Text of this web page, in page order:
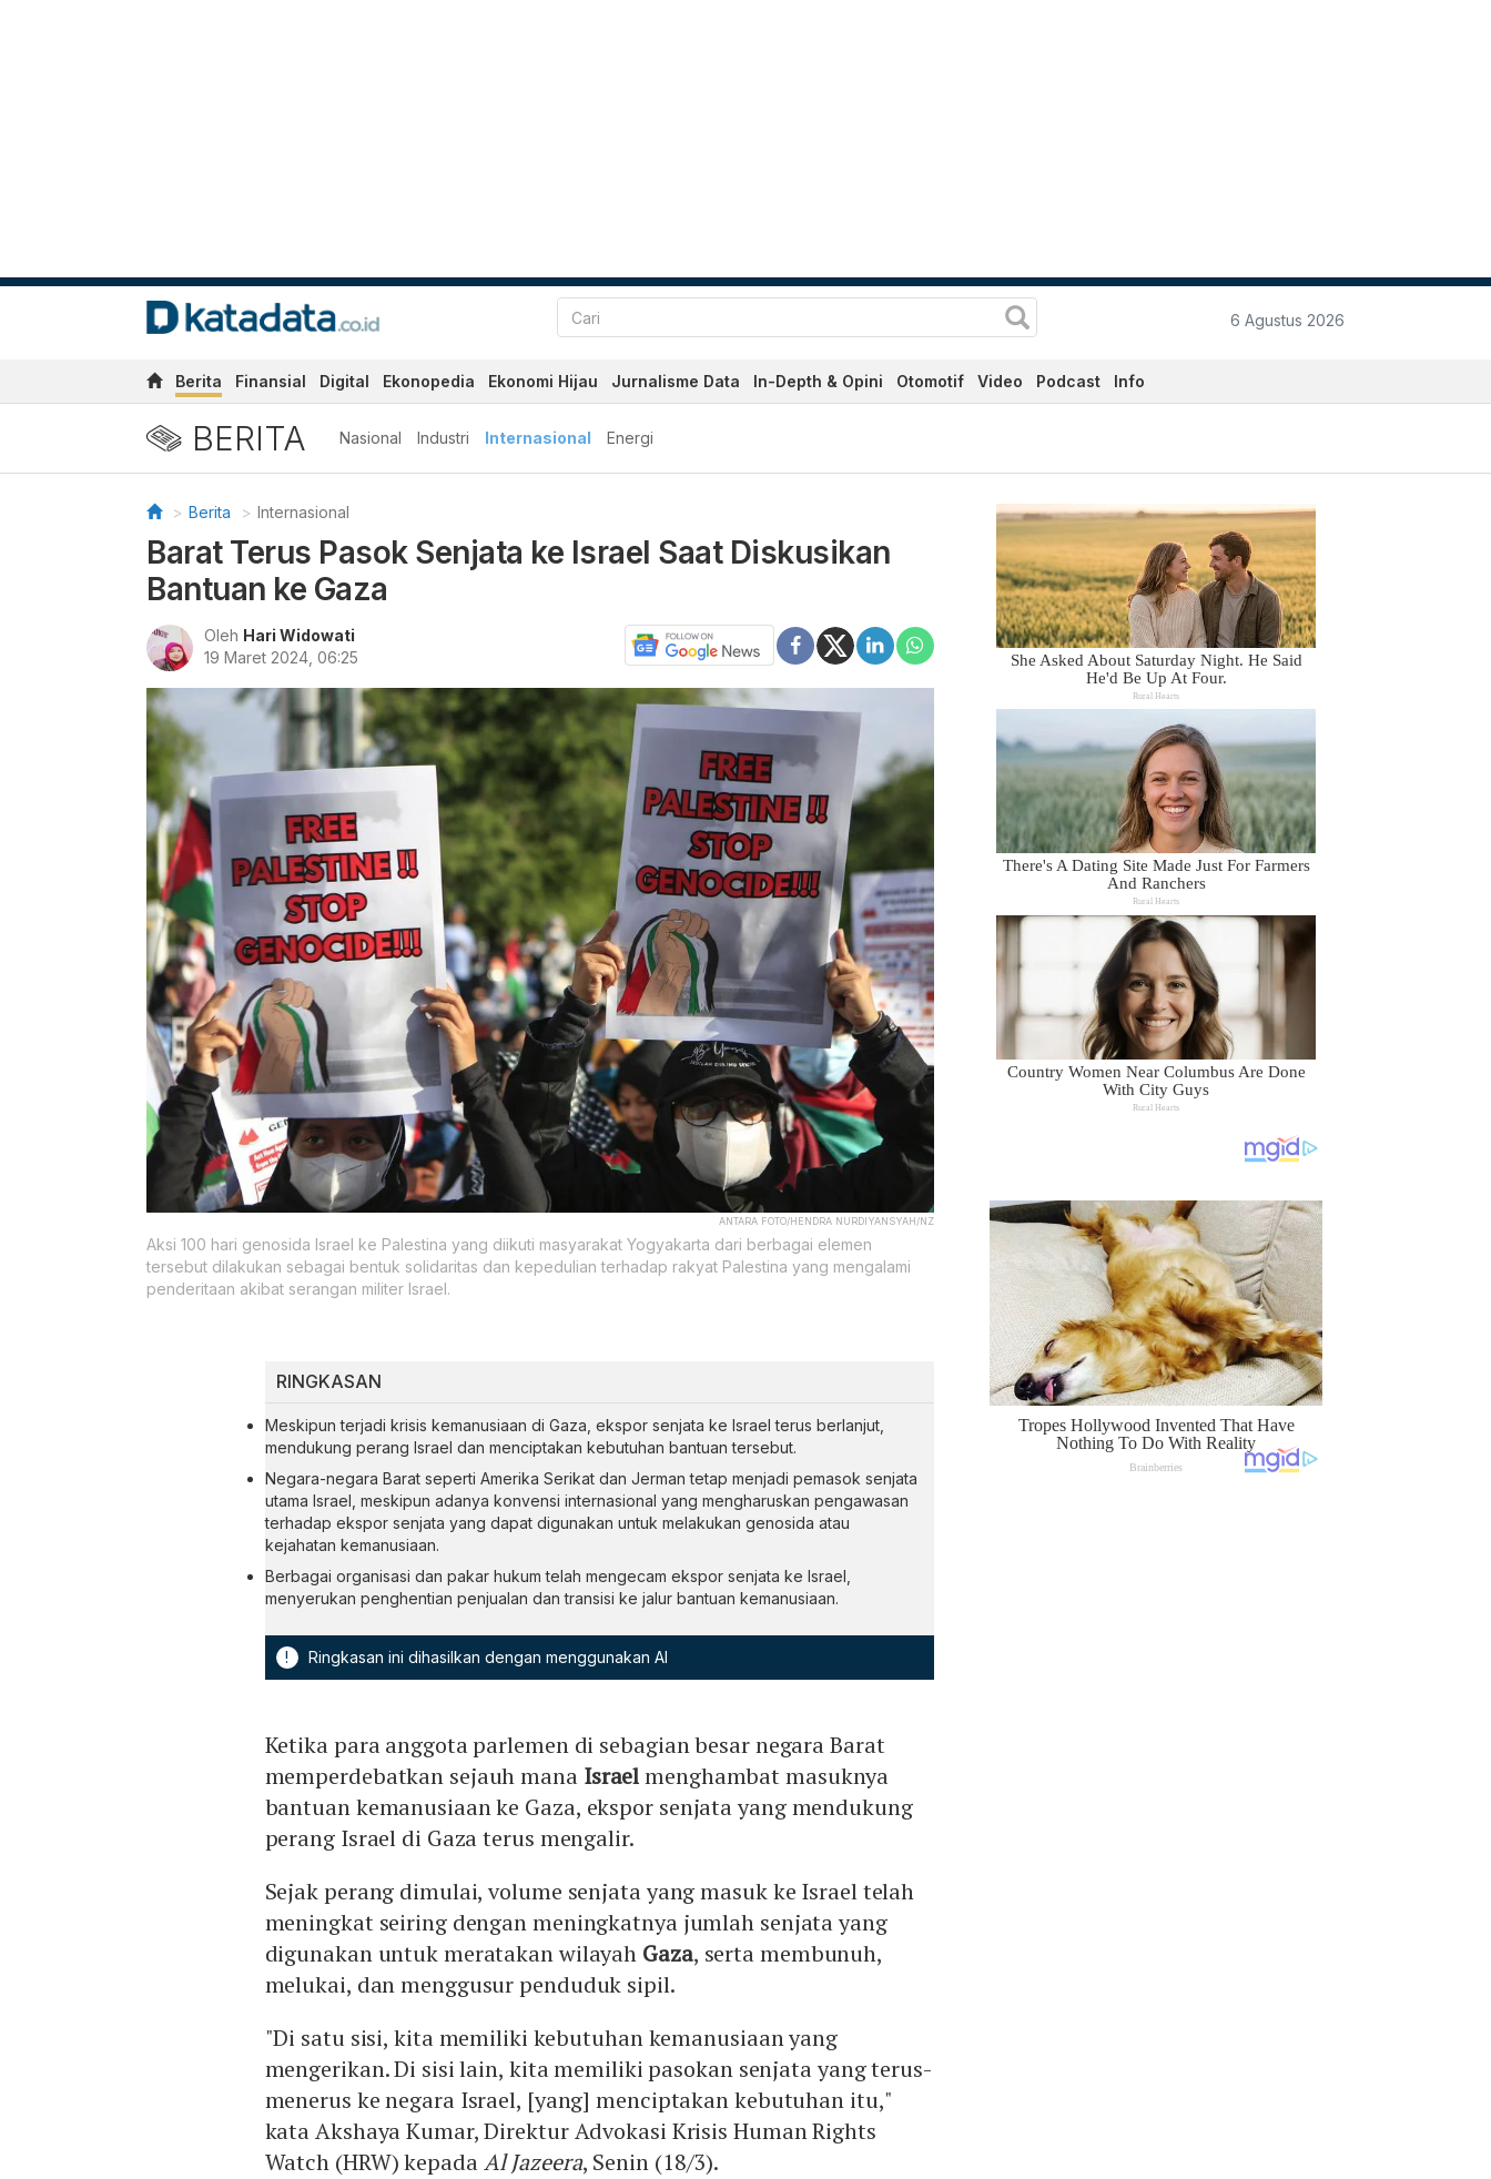
6 Agustus 2026
Berita Finansial Digital Ekonopedia Ekonomi Hijau Jurnalisme Data In-Depth & Opini Otomotif Video Podcast Info
BERITA Nasional Industri Internasional Energi
Berita Internasional
Barat Terus Pasok Senjata ke Israel Saat Diskusikan
Bantuan ke Gaza
Oleh Hari Widowati
19 Maret 2024, 06:25
ANTARA FOTO/HENDRA NURDIYANSYAH/NZ
Aksi 100 hari genosida Israel ke Palestina yang diikuti masyarakat Yogyakarta dari berbagai elemen
tersebut dilakukan sebagai bentuk solidaritas dan kepedulian terhadap rakyat Palestina yang mengalami
penderitaan akibat serangan militer Israel.
RINGKASAN
Meskipun terjadi krisis kemanusiaan di Gaza, ekspor senjata ke Israel terus berlanjut,
mendukung perang Israel dan menciptakan kebutuhan bantuan tersebut.
Negara-negara Barat seperti Amerika Serikat dan Jerman tetap menjadi pemasok senjata
utama Israel, meskipun adanya konvensi internasional yang mengharuskan pengawasan
terhadap ekspor senjata yang dapat digunakan untuk melakukan genosida atau
kejahatan kemanusiaan.
Berbagai organisasi dan pakar hukum telah mengecam ekspor senjata ke Israel,
menyerukan penghentian penjualan dan transisi ke jalur bantuan kemanusiaan.
! Ringkasan ini dihasilkan dengan menggunakan AI
Ketika para anggota parlemen di sebagian besar negara Barat
memperdebatkan sejauh manaIsraelmenghambat masuknya
bantuan kemanusiaan ke Gaza, ekspor senjata yang mendukung
perang Israel di Gaza terus mengalir.
Sejak perang dimulai, volume senjata yang masuk ke Israel telah
meningkat seiring dengan meningkatnya jumlah senjata yang
digunakan untuk meratakan wilayah Gaza, serta membunuh,
melukai, dan menggusur penduduk sipil.
"Di satu sisi, kita memiliki kebutuhan kemanusiaan yang
mengerikan. Di sisi lain, kita memiliki pasokan senjata yang terus-
menerus ke negara Israel, [yang] menciptakan kebutuhan itu,"
kata Akshaya Kumar, Direktur Advokasi Krisis Human Rights
Watch (HRW) kepadaAl Jazeera, Senin (18/3).